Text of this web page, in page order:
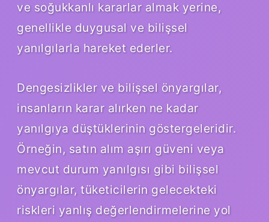
ve soğukkanlı kararlar almak yerine,
genellikle duygusal ve bilişsel
yanılgılarla hareket ederler.
Dengesizlikler ve bilişsel önyargılar,
insanların karar alırken ne kadar
yanılgıya düştüklerinin göstergeleridir.
Örneğin, satın alım aşırı güveni veya
mevcut durum yanılgısı gibi bilişsel
önyargılar, tüketicilerin gelecekteki
riskleri yanlış değerlendirmelerine yol